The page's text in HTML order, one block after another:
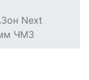
Next
ЧМЗ